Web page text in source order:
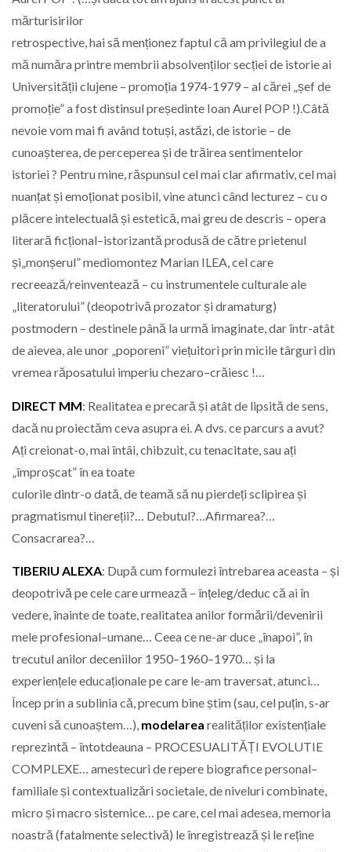
mărturisirilor
retrospective, hai să menționez faptul că am privilegiul de a
mă număra printre membrii absolvenților secției de istorie ai
Universității clujene – promoția 1974-1979 – al cărei „șef de
promoție” a fost distinsul președinte Ioan Aurel POP !).Câtă
nevoie vom mai fi având totuși, astăzi, de istorie – de
cunoașterea, de perceperea și de trăirea sentimentelor
istoriei ? Pentru mine, răspunsul cel mai clar afirmativ, cel mai
nuanțat și emoționat posibil, vine atunci când lecturez – cu o
plăcere intelectuală și estetică, mai greu de descris – opera
literară ficțional–istorizantă produsă de către prietenul
și„monșerul” mediomontez Marian ILEA, cel care
recreează/reinventează – cu instrumentele culturale ale
„literatorului” (deopotrivă prozator și dramaturg)
postmodern – destinele până la urmă imaginate, dar într-atât
de aievea, ale unor „poporeni” viețuitori prin micile târguri din
vremea răposatului imperiu chezaro–crăiesc !…
DIRECT MM: Realitatea e precară și atât de lipsită de sens,
dacă nu proiectăm ceva asupra ei. A dvs. ce parcurs a avut?
Ați creionat-o, mai întâi, chibzuit, cu tenacitate, sau ați
„împroșcat” în ea toate
culorile dintr-o dată, de teamă să nu pierdeți sclipirea și
pragmatismul tinereții?… Debutul?…Afirmarea?…
Consacrarea?…
TIBERIU ALEXA: După cum formulezi întrebarea aceasta – și
deopotrivă pe cele care urmează – înțeleg/deduc că ai în
vedere, înainte de toate, realitatea anilor formării/devenirii
mele profesional–umane… Ceea ce ne-ar duce „înapoi”, în
trecutul anilor deceniilor 1950–1960–1970… și la
experiențele educaționale pe care le-am traversat, atunci…
Încep prin a sublinia că, precum bine știm (sau, cel puțin, s-ar
cuveni să cunoaștem…), modelarea realităților existențiale
reprezintă – întotdeauna – PROCESUALITĂȚI EVOLUTIE
COMPLEXE… amestecuri de repere biografice personal–
familiale și contextualizări societale, de niveluri combinate,
micro și macro sistemice… pe care, cel mai adesea, memoria
noastră (fatalmente selectivă) le înregistrează și le reține